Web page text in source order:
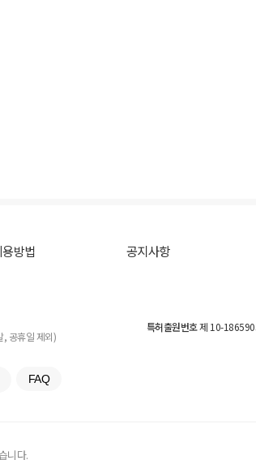
용방법 공지사항
, 공휴일 제외)
FAQ
특허출원번호제 10-
니다.